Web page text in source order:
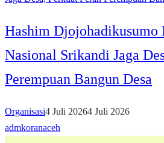
Hashim Djojohadikusumo
Nasional Srikandi Jaga
Perempuan Bangun Desa
Organisasi4 Juli 20264 Juli 2026
admkoranaceh